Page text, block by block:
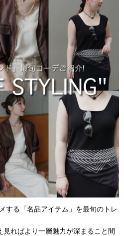
する「名品アイテム」を最旬のトレ
ればより一層魅力が深まること間